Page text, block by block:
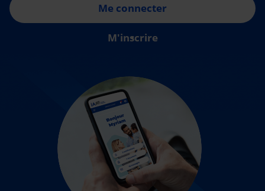
Me connecter
M'inscrire